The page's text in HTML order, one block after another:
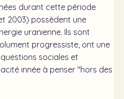
durant cette période
2003) possèdent une
uranienne. Ils sont
progressiste, ont une
sociales et
innée à penser "hors des